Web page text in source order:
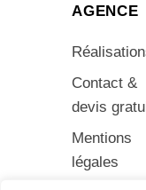
AGENCE
Contact &
devis
Mentions
légales